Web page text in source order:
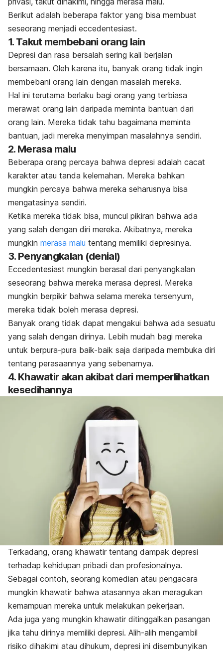
Berikut adalah beberapa faktor yang bisa membuat
seseorang menjadi eccedentesiast.
1. Takut membebani orang lain
Depresi dan rasa bersalah sering kali berjalan
bersamaan. Oleh karena itu, banyak orang tidak ingin
membebani orang lain dengan masalah mereka.
Hal ini terutama berlaku bagi orang yang terbiasa
merawat orang lain daripada meminta bantuan dari
orang lain. Mereka tidak tahu bagaimana meminta
bantuan, jadi mereka menyimpan masalahnya sendiri.
2. Merasa malu
Beberapa orang percaya bahwa depresi adalah cacat
karakter atau tanda kelemahan. Mereka bahkan
mungkin percaya bahwa mereka seharusnya bisa
mengatasinya sendiri.
Ketika mereka tidak bisa, muncul pikiran bahwa ada
yang salah dengan diri mereka. Akibatnya, mereka
mungkin merasa malu tentang memiliki depresinya.
3. Penyangkalan (denial)
Eccedentesiast mungkin berasal dari penyangkalan
seseorang bahwa mereka merasa depresi. Mereka
mungkin berpikir bahwa selama mereka tersenyum,
mereka tidak boleh merasa depresi.
Banyak orang tidak dapat mengakui bahwa ada sesuatu
yang salah dengan dirinya. Lebih mudah bagi mereka
untuk berpura-pura baik-baik saja daripada membuka diri
tentang perasaannya yang sebenarnya.
4. Khawatir akan akibat dari memperlihatkan
kesedihannya
Terkadang, orang khawatir tentang dampak depresi
terhadap kehidupan pribadi dan profesionalnya.
Sebagai contoh, seorang komedian atau pengacara
mungkin khawatir bahwa atasannya akan meragukan
kemampuan mereka untuk melakukan pekerjaan.
Ada juga yang mungkin khawatir ditinggalkan pasangan
jika tahu dirinya memiliki depresi. Alih-alih mengambil
risiko dihakimi atau dihukum, depresi ini disembunyikan